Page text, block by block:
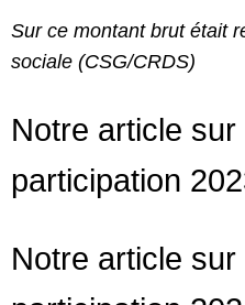
Sur ce montant brut était
sociale (CSG/CRDS)
Notre article
participation
Notre article